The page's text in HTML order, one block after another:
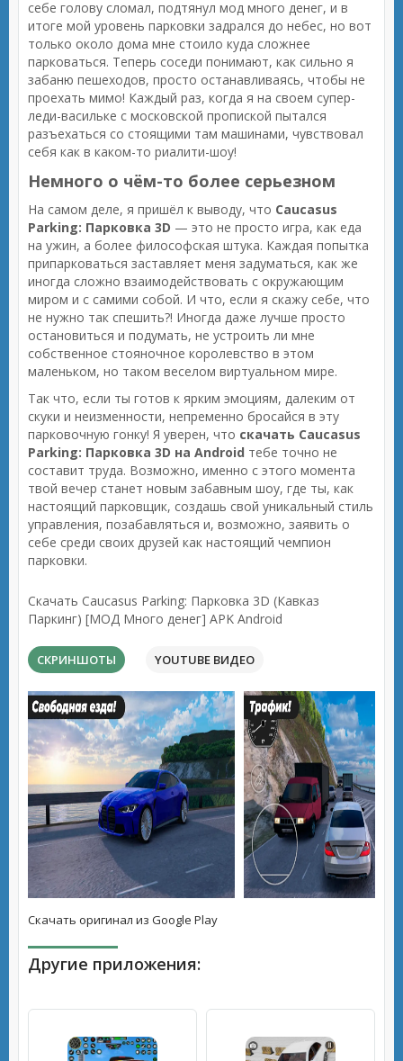
себе голову сломал, подтянул мод много денег, и в
итоге мой уровень парковки задрался до небес, но вот
только около дома мне стоило куда сложнее
парковаться. Теперь соседи понимают, как сильно я
забаню пешеходов, просто останавливаясь, чтобы не
проехать мимо! Каждый раз, когда я на своем супер-
леди-васильке с московской пропиской пытался
разъехаться со стоящими там машинами, чувствовал
себя как в каком-то риалити-шоу!
Немного о чём-то более серьезном
На самом деле, я пришёл к выводу, что Caucasus
Parking: Парковка 3D — это не просто игра, как еда
на ужин, а более философская штука. Каждая попытка
припарковаться заставляет меня задуматься, как же
иногда сложно взаимодействовать с окружающим
миром и с самими собой. И что, если я скажу себе, что
не нужно так спешить?! Иногда даже лучше просто
остановиться и подумать, не устроить ли мне
собственное стояночное королевство в этом
маленьком, но таком веселом виртуальном мире.
Так что, если ты готов к ярким эмоциям, далеким от
скуки и неизменности, непременно бросайся в эту
парковочную гонку! Я уверен, что скачать Caucasus
Parking: Парковка 3D на Android тебе точно не
составит труда. Возможно, именно с этого момента
твой вечер станет новым забавным шоу, где ты, как
настоящий парковщик, создашь свой уникальный стиль
управления, позабавляться и, возможно, заявить о
себе среди своих друзей как настоящий чемпион
парковки.
Скачать Caucasus Parking: Парковка 3D (Кавказ
Паркинг) [МОД Много денег] APK Android
СКРИНШОТЫ YOUTUBE ВИДЕО
Скачать оригинал из Google Play
Другие приложения: